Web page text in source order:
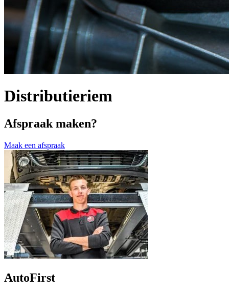
Distributieriem
Afspraak maken?
Maak een afspraak
AutoFirst